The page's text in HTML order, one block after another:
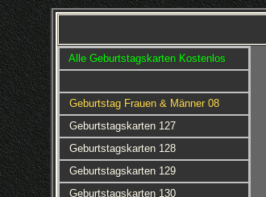
Alle Geburtstagskarten Kostenlos
Geburtstag Frauen & Männer 08
Geburtstagskarten 127
Geburtstagskarten 128
Geburtstagskarten 129
Geburtstagskarten 130